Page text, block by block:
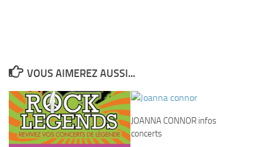
VOUS AIMEREZ AUSSI...
JOANNA CONNOR infos
concerts